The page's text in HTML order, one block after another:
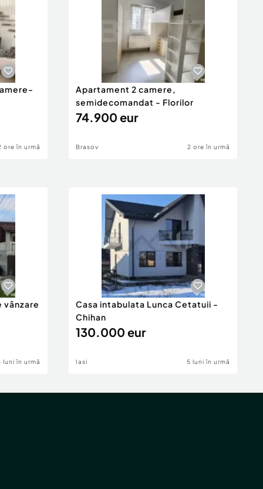
ore în urmă
Apartament 2 camere,
semidecomandat - Florilor
74.900 eur
Brasov 2 ore în urmă
vânzare
luni în urmă
Casa intabulata Lunca Cetatuii -
Chihan
130.000 eur
Iasi 5 luni în urmă